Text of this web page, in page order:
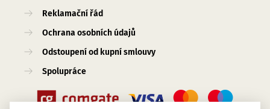
Reklamační řád
Ochrana osobních údajů
Odstoupení od kupní smlouvy
Spolupráce